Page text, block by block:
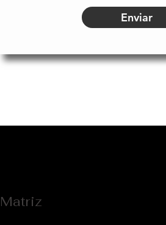
Enviar
Matriz